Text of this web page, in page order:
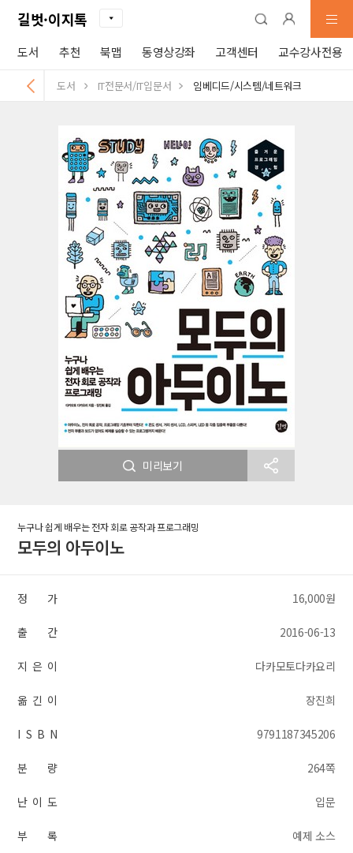
길벗·이지톡
도서 추천 북맵 동영상강좌 고객센터 교수강사전용
도서 IT전문서/IT입문서 임베디드/시스템/네트워크
미리보기
누구나 쉽게 배우는 전자 회로 공작과 프로그래밍
모두의 아두이노
정 가 16,000원
출 간 2016-06-13
지 은 이 다카모토다카요리
옮 긴 이 장진희
I S B N 9791187345206
분 량 264쪽
난 이 도 입문
부 록 예제 소스